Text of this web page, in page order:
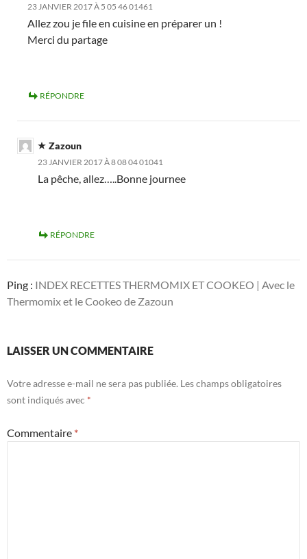
23 JANVIER 2017 À 5 05 46 01461
Allez zou je file en cuisine en préparer un !
Merci du partage
RÉPONDRE
Zazoun
23 JANVIER 2017 À 8 08 04 01041
La pêche, allez…..Bonne journee
RÉPONDRE
Ping : INDEX RECETTES THERMOMIX ET COOKEO | Avec le
Thermomix et le Cookeo de Zazoun
LAISSER UN COMMENTAIRE
Votre adresse e-mail ne sera pas publiée. Les champs obligatoires
sont indiqués avec *
Commentaire *